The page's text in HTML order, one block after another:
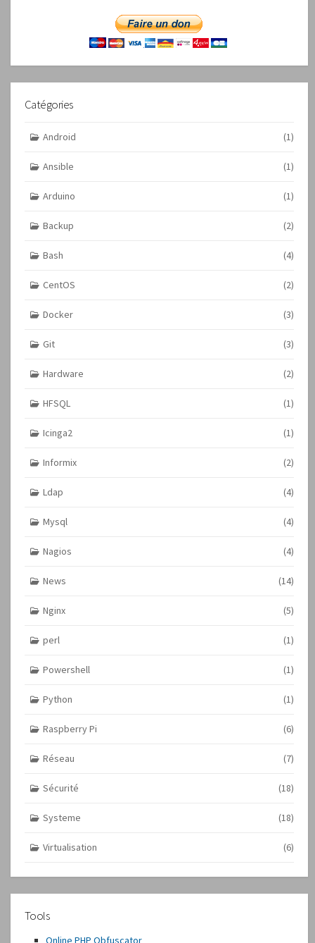
Catégories
Android (1)
Ansible (1)
Arduino (1)
Backup (2)
Bash (4)
CentOS (2)
Docker (3)
Git (3)
Hardware (2)
HFSQL (1)
Icinga2 (1)
Informix (2)
Ldap (4)
Mysql (4)
Nagios (4)
News (14)
Nginx (5)
perl (1)
Powershell (1)
Python (1)
Raspberry Pi (6)
Réseau (7)
Sécurité (18)
Systeme (18)
Virtualisation (6)
Tools
Online PHP Obfuscator